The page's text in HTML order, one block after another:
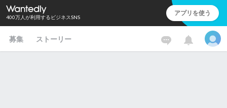
400万人が利用するビジネスSNS アプリを使う
募集 ストーリー